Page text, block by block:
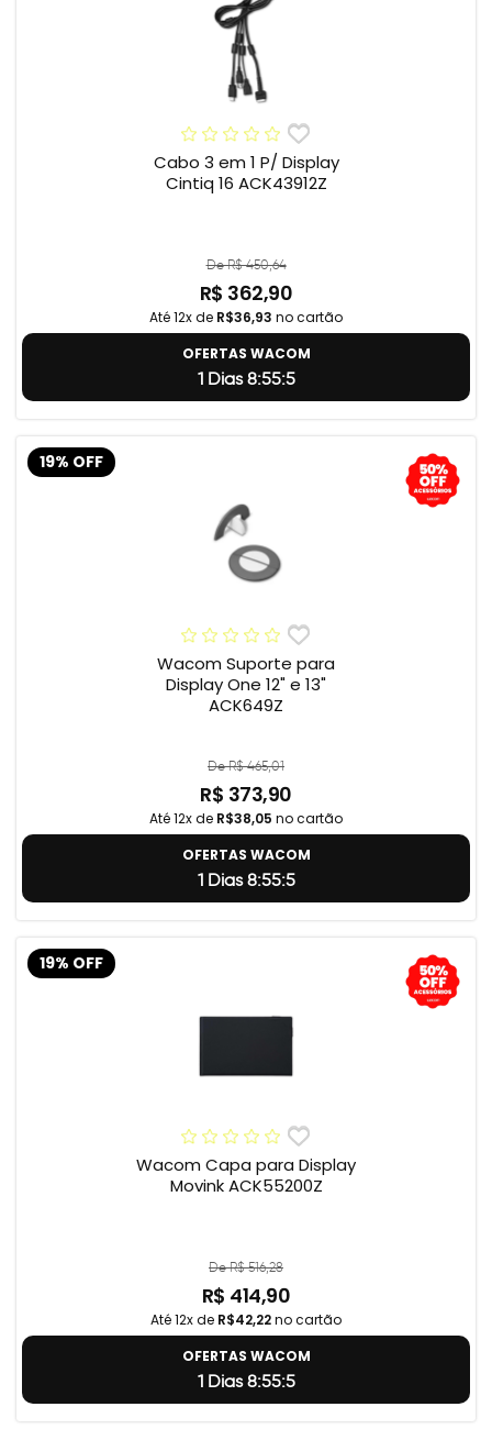
Cabo 3 em 1 P/ Display
Cintiq 16 ACK43912Z
De R$ 450,64
R$ 362,90
Até 12x de R$36,93 no cartão
OFERTAS WACOM
1 Dias 8:55:4
19% OFF
Wacom Suporte para
Display One 12" e 13"
ACK649Z
De R$ 465,01
R$ 373,90
Até 12x de R$38,05 no cartão
OFERTAS WACOM
1 Dias 8:55:4
19% OFF
Wacom Capa para Display
Movink ACK55200Z
De R$ 516,28
R$ 414,90
Até 12x de R$42,22no cartão
OFERTAS WACOM
1 Dias 8:55:4